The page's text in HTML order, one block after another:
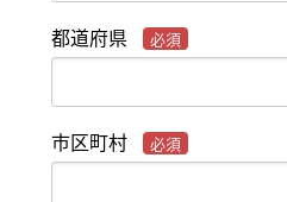
都道府県
市区町村